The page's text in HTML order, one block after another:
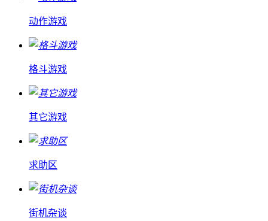
动作游戏
格斗游戏
其它游戏
求助区
街机杂谈